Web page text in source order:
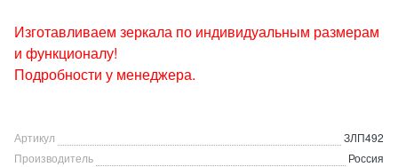
Изготавливаем зеркала по индивидуальным размерам
и функционалу!
Подробности у менеджера.
Артикул
ЗЛП492
Производитель
Россия